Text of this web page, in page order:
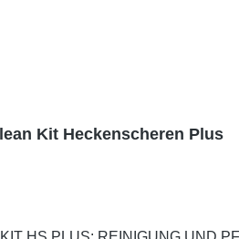
Kit Heckenscheren Plus